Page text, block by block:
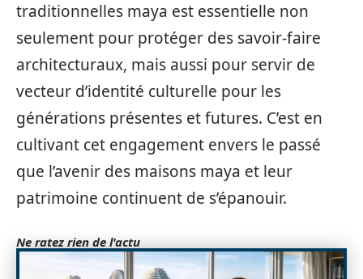
traditionnelles maya est essentielle non
seulement pour protéger des savoir-faire
architecturaux, mais aussi pour servir de
vecteur d’identité culturelle pour les
générations présentes et futures. C’est en
cultivant cet engagement envers le passé
que l’avenir des maisons maya et leur
patrimoine continuent de s’épanouir.
Ne ratez rien de l'actu